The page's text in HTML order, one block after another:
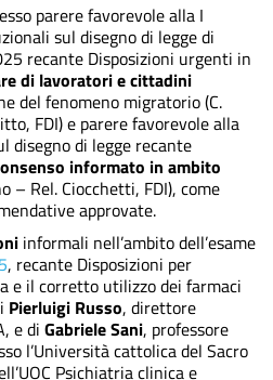
parere favorevole alla I
sul disegno di legge di
recante Disposizioni urgenti in
di lavoratori e cittadini
del fenomeno migratorio (C.
FDI) e parere favorevole alla
disegno di legge recante
informato in ambito
– Rel. Ciocchetti, FDI), come
approvate.
informali nell’ambito dell’esame
, recante Disposizioni per
e il corretto utilizzo dei farmaci
Pierluigi Russo, direttore
e di Gabriele Sani, professore
l’Università cattolica del Sacro
Psichiatria clinica e